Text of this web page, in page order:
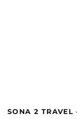
SONA 2 TRAVEL